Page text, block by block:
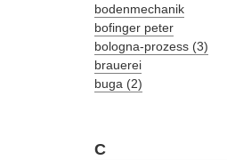
bodenmechanik
bofinger peter
bologna-prozess (3)
brauerei
buga (2)
C